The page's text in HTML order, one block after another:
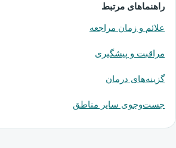
راهنماهای مرتبط
علائم و زمان مراجعه
مراقبت و پیشگیری
گزینه‌های درمان
جست‌وجوی سایر مناطق